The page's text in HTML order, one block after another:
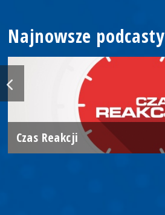
Najnowsze podcasty
Czas Reakcji